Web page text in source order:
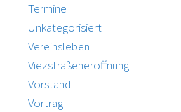
Termine
Unkategorisiert
Vereinsleben
Viezstraßeneröffnung
Vorstand
Vortrag